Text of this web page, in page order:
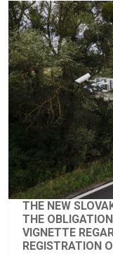
THE NEW
THE
VIGNETTE
REGISTRATION